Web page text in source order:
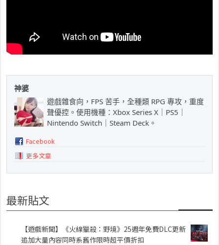
神婆
遊戲雜食向，FPS 苦手，全種類 RPG 專攻，重度
聲優控。使用機種：Xbox Series X｜PS5｜
Nintendo Switch｜Steam Deck。
Facebook
更多文章
最新貼文
【遊戲新聞】《火線獵殺：野境》25週年免費DLC更新
追加大量內容同時系舊作限時超平價折扣